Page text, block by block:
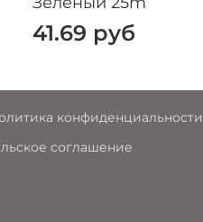
41.69 руб
конфиденциальности
соглашение